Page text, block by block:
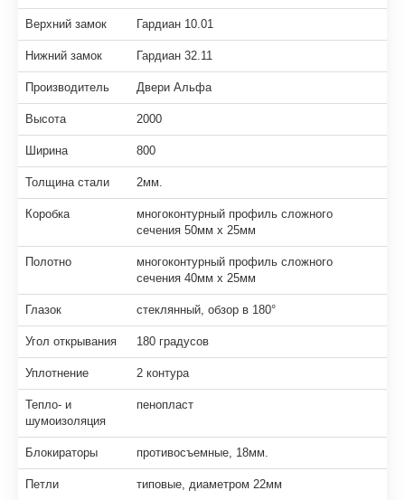
Верхний замок Гардиан 10.01
Нижний замок Гардиан 32.11
Производитель Двери Альфа
Высота 2000
Ширина 800
Толщина стали 2мм.
Коробка
многоконтурный профиль сложного
сечения 50мм х 25мм
Полотно
многоконтурный профиль сложного
сечения 40мм х 25мм
Глазок стеклянный, обзор в 180°
Угол открывания 180 градусов
Уплотнение 2 контура
Тепло- и
шумоизоляция
пенопласт
Блокираторы противосъемные, 18мм.
Петли типовые, диаметром 22мм